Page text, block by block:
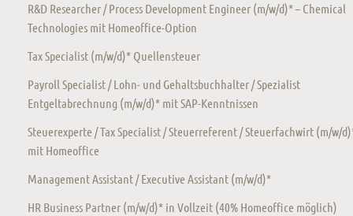
R&D Researcher / Process Development Engineer (m/w/d)* – Chemical
Technologies mit Homeoffice-Option
Tax Specialist (m/w/d)* Quellensteuer
Payroll Specialist / Lohn- und Gehaltsbuchhalter / Spezialist
Entgeltabrechnung (m/w/d)* mit SAP-Kenntnissen
Steuerexperte / Tax Specialist / Steuerreferent / Steuerfachwirt (m/w/
mit Homeoffice
Management Assistant / Executive Assistant (m/w/d)*
HR Business Partner (m/w/d)* in Vollzeit (40% Homeoffice möglich)